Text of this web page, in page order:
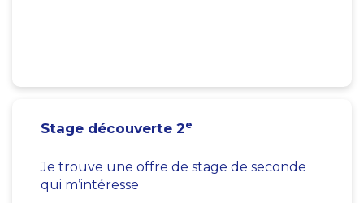
Stage découverte 2e
Je trouve une offre de stage de seconde
qui m’intéresse